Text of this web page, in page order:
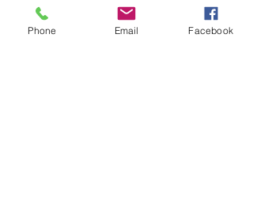
ISBN-10: 2916012184
ISBN-13: 978-2916012186
Ähnliche Produkte
Phone Email Facebook